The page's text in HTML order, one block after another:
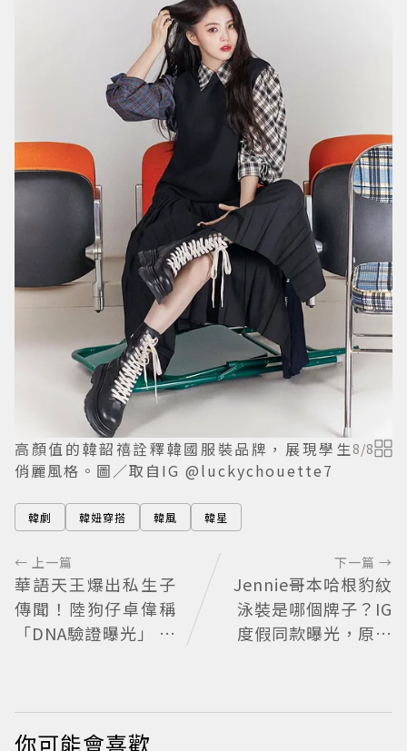
高顏值的韓韶禧詮釋韓國服裝品牌，展現學生
俏麗風格。圖／取自IG @luckychouette7
8/8
韓劇 韓妞穿搭 韓風 韓星
← 上一篇
華語天王爆出私生子
傳聞！陸狗仔卓偉稱
「DNA驗證曝光」 全
下一篇 →
Jennie哥本哈根豹紋
泳裝是哪個牌子？IG
度假同款曝光，原來
其他4款
你可能會喜歡